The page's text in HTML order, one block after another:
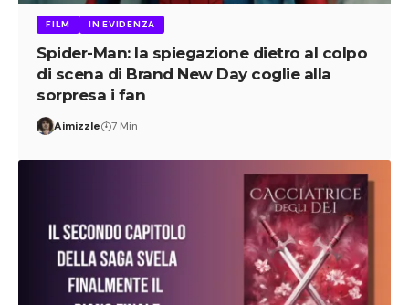
FILM IN EVIDENZA
Spider-Man: la spiegazione dietro al colpo
di scena di Brand New Day coglie alla
sorpresa i fan
Aimizzle 7 Min